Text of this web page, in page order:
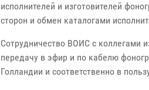
исполнителей и изготовителей
сторон и обмен каталогами
Сотрудничество ВОИС с коллегами
передачу в эфир и по кабелю
Голландии и соответственно в